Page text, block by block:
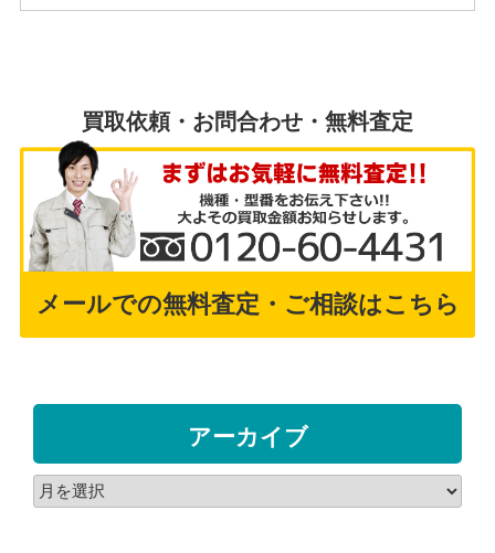
買取依頼・お問合わせ・無料査定
メールでの無料査定・ご相談はこちら
アーカイブ